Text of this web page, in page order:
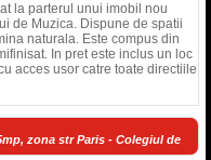
la parterul unui imobil nou
de Muzica. Dispune de spatii
naturala. Este compus din
In pret este inclus un loc
acces usor catre toate directiile
zona str Paris - Colegiul de